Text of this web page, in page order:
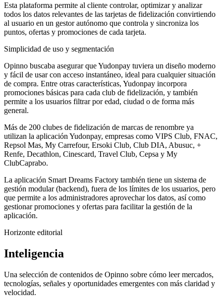
Esta plataforma permite al cliente controlar, optimizar y analizar
todos los datos relevantes de las tarjetas de fidelización convirtiendo
al usuario en un gestor autónomo que controla y sincroniza los
puntos, ofertas y promociones de cada tarjeta.
Simplicidad de uso y segmentación
Opinno buscaba asegurar que Yudonpay tuviera un diseño moderno
y fácil de usar con acceso instantáneo, ideal para cualquier situación
de compra. Entre otras características, Yudonpay incorpora
promociones básicas para cada club de fidelización, y también
permite a los usuarios filtrar por edad, ciudad o de forma más
general.
Más de 200 clubes de fidelización de marcas de renombre ya
utilizan la aplicación Yudonpay, empresas como VIPS Club, FNAC,
Repsol Mas, My Carrefour, Ersoki Club, Club DIA, Abusuc, +
Renfe, Decathlon, Cinescard, Travel Club, Cepsa y My
ClubCaprabo.
La aplicación Smart Dreams Factory también tiene un sistema de
gestión modular (backend), fuera de los límites de los usuarios, pero
que permite a los administradores aprovechar los datos, así como
gestionar promociones y ofertas para facilitar la gestión de la
aplicación.
Horizonte editorial
Inteligencia
Una selección de contenidos de Opinno sobre cómo leer mercados,
tecnologías, señales y oportunidades emergentes con más claridad y
velocidad.